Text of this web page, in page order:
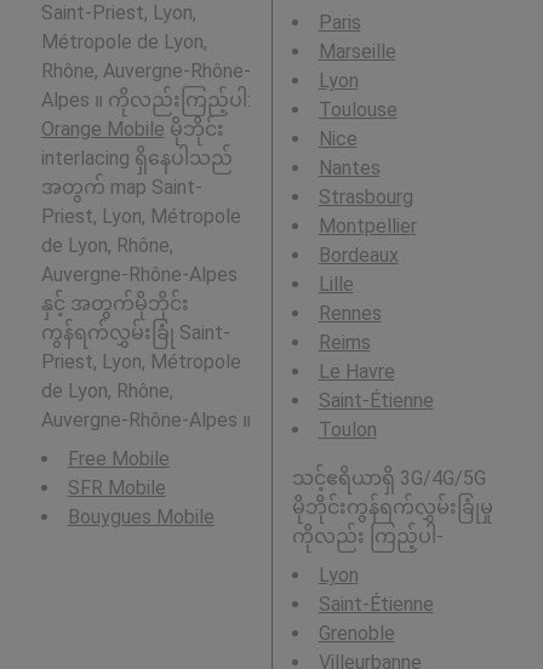
Saint-Priest, Lyon,
Métropole de Lyon,
Rhône, Auvergne-Rhône-
Alpes ။ ကိုလည်းကြည့်ပါ:
Orange Mobile မိုဘိုင်း
interlacing ရှိနေပါသည်
အတွက် map Saint-
Priest, Lyon, Métropole
de Lyon, Rhône,
Auvergne-Rhône-Alpes
နှင့် အတွက်မိုဘိုင်း
ကွန်ရက်လွှမ်းခြုံ Saint-
Priest, Lyon, Métropole
de Lyon, Rhône,
Auvergne-Rhône-Alpes ။
Free Mobile
SFR Mobile
Bouygues Mobile
Paris
Marseille
Lyon
Toulouse
Nice
Nantes
Strasbourg
Montpellier
Bordeaux
Lille
Rennes
Reims
Le Havre
Saint-Étienne
Toulon
သင့်ဧရိယာရှိ 3G/4G/5G
မိုဘိုင်းကွန်ရက်လွှမ်းခြုံမှု
ကိုလည်း ကြည့်ပါ-
Lyon
Saint-Étienne
Grenoble
Villeurbanne